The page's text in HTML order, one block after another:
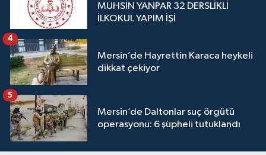
MUHSİN YANPAR 32 DERSLİKLİ
İLKOKUL YAPIM İŞİ
Mersin’de Hayrettin Karaca heykeli
dikkat çekiyor
4
Mersin’de Daltonlar suç örgütü
operasyonu: 6 şüpheli tutuklandı
5